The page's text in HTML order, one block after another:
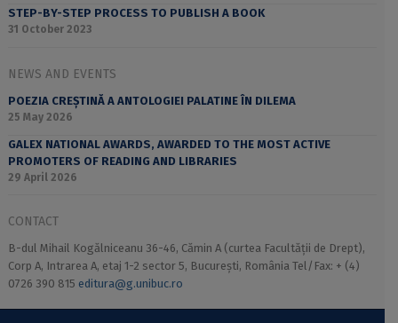
STEP-BY-STEP PROCESS TO PUBLISH A BOOK
31 October 2023
NEWS AND EVENTS
POEZIA CREȘTINĂ A ANTOLOGIEI PALATINE ÎN DILEMA
25 May 2026
GALEX NATIONAL AWARDS, AWARDED TO THE MOST ACTIVE
PROMOTERS OF READING AND LIBRARIES
29 April 2026
CONTACT
B-dul Mihail Kogălniceanu 36-46, Cămin A (curtea Facultății de Drept),
Corp A, Intrarea A, etaj 1-2 sector 5, București, România Tel/Fax: + (4)
0726 390 815 editura@g.unibuc.ro